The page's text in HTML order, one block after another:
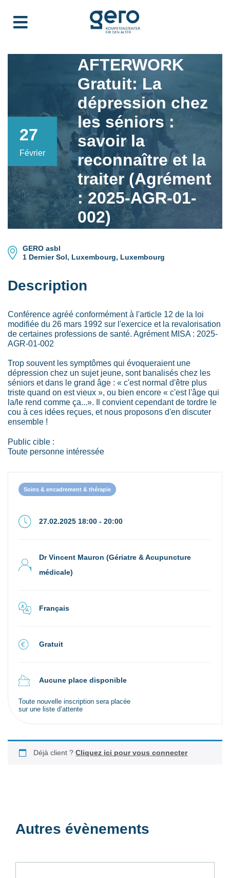
27
Février
AFTERWORK
Gratuit: La
dépression chez
les séniors :
savoir la
reconnaître et la
traiter (Agrément
: 2025-AGR-01-
002)
GERO asbl
1 Dernier Sol, Luxembourg, Luxembourg
Description
Conférence agréé conformément à l'article 12 de la loi
modifiée du 26 mars 1992 sur l'exercice et la revalorisation
de certaines professions de santé. Agrément MISA : 2025-
AGR-01-002
Trop souvent les symptômes qui évoqueraient une
dépression chez un sujet jeune, sont banalisés chez les
séniors et dans le grand âge : « c'est normal d'être plus
triste quand on est vieux », ou bien encore « c'est l'âge qui
la/le rend comme ça...». Il convient cependant de tordre le
cou à ces idées reçues, et nous proposons d'en discuter
ensemble !
Public cible :
Toute personne intéressée
Soins & encadrement & thérapie
27.02.2025 18:00 - 20:00
Dr Vincent Mauron (Gériatre & Acupuncture
médicale)
Français
Gratuit
Aucune place disponible
Toute nouvelle inscription sera placée
sur une liste d’attente
Déjà client ?Cliquez ici pour vous connecter
Autres évènements